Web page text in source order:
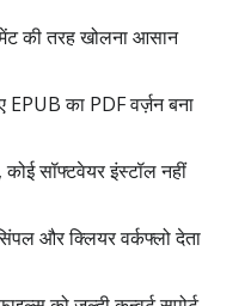
की तरह खोलना आसान
का PDF वर्ज़न बना
कोई सॉफ्टवेयर इंस्टॉल नहीं
और क्लियर वर्कफ्लो देता